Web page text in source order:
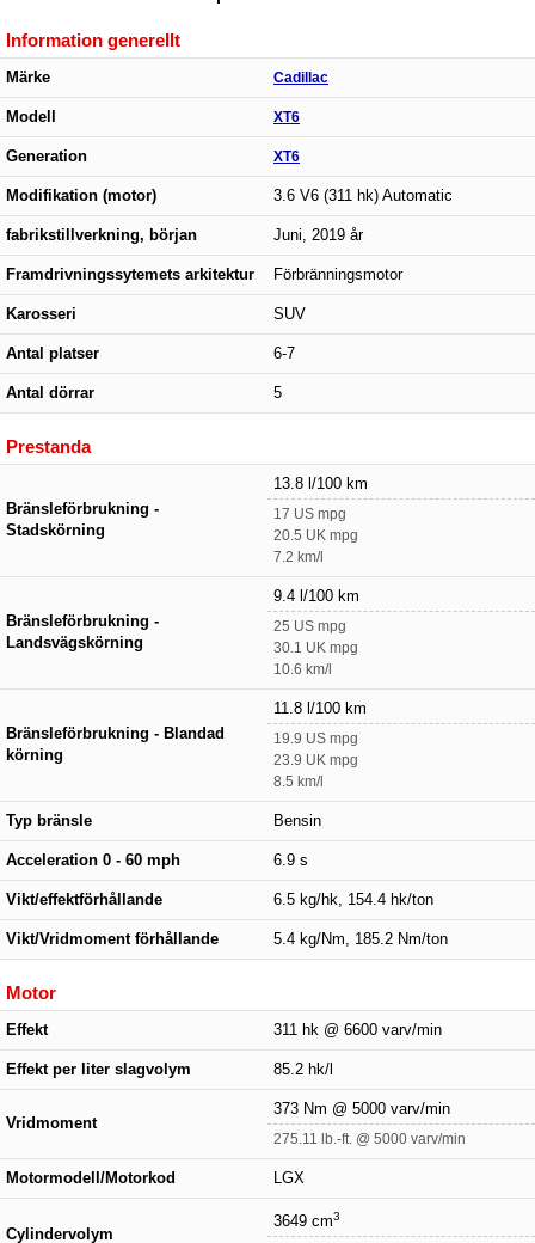
Information generellt
Märke Cadillac
Modell XT6
Generation XT6
Modifikation (motor) 3.6 V6 (311 hk) Automatic
fabrikstillverkning, början Juni, 2019 år
Framdrivningssytemets arkitektur Förbränningsmotor
Karosseri SUV
Antal platser 6-7
Antal dörrar 5
Prestanda
Bränsleförbrukning -
Stadskörning
13.8 l/100 km
17 US mpg
20.5 UK mpg
7.2 km/l
Bränsleförbrukning -
Landsvägskörning
9.4 l/100 km
25 US mpg
30.1 UK mpg
10.6 km/l
Bränsleförbrukning - Blandad
körning
11.8 l/100 km
19.9 US mpg
23.9 UK mpg
8.5 km/l
Typ bränsle Bensin
Acceleration 0 - 60 mph 6.9 s
Vikt/effektförhållande 6.5 kg/hk, 154.4 hk/ton
Vikt/Vridmoment förhållande 5.4 kg/Nm, 185.2 Nm/ton
Motor
Effekt 311 hk @ 6600 varv/min
Effekt per liter slagvolym 85.2 hk/l
Vridmoment
373 Nm @ 5000 varv/min
275.11 lb.-ft. @ 5000 varv/min
Motormodell/Motorkod LGX
Cylindervolym
3649 cm3